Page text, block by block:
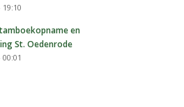
en
St. Oedenrode